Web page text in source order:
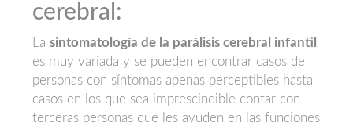
cerebral:
Lasintomatología de la parálisis cerebral infantil
es muy variada y se pueden encontrar casos de
personas con síntomas apenas perceptibles hasta
casos en los que sea imprescindible contar con
terceras personas que les ayuden en las funciones